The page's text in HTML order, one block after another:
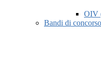
OIV
Bandi di concorso